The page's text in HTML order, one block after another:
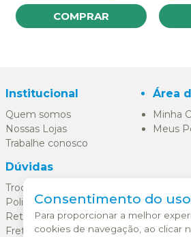
COMPRAR
Consentimento do
Para proporcionar a melhor
cookies de navegação, ao clicar
Institucional
Quem somos
Nossas Lojas
Trabalhe conosco
Área
Minha
Meus
Dúvidas
Trocas e Devoluções
Politica de Entrega
Retirada na Loja
Frete Grátis